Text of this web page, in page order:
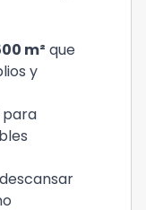
m² que
y
para